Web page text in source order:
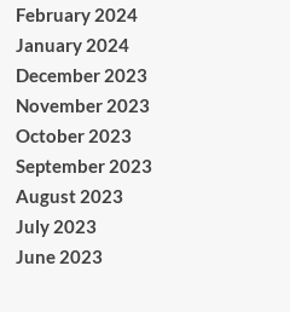
February 2024
January 2024
December 2023
November 2023
October 2023
September 2023
August 2023
July 2023
June 2023